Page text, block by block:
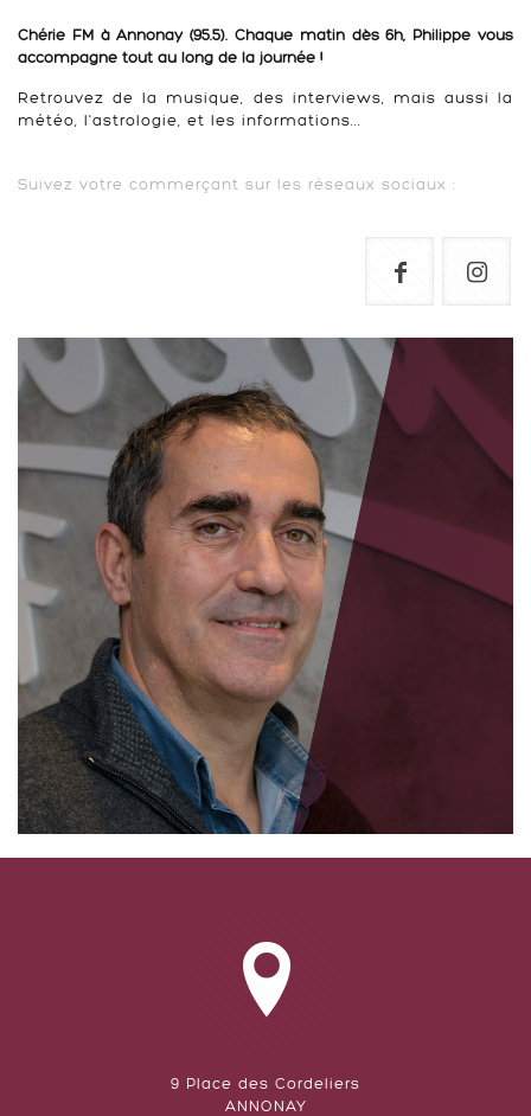
Chérie FM à Annonay (95.5). Chaque matin dès 6h, Philippe vous
accompagne tout au long de la journée !
Retrouvez de la musique, des interviews, mais aussi la
météo, l'astrologie, et les informations...
Suivez votre commerçant sur les réseaux sociaux :
9 Place des Cordeliers
ANNONAY